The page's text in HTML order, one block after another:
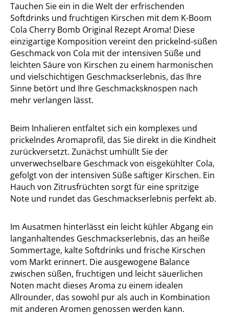
Tauchen Sie ein in die Welt der erfrischenden
Softdrinks und fruchtigen Kirschen mit dem K-Boom
Cola Cherry Bomb Original Rezept Aroma! Diese
einzigartige Komposition vereint den prickelnd-süßen
Geschmack von Cola mit der intensiven Süße und
leichten Säure von Kirschen zu einem harmonischen
und vielschichtigen Geschmackserlebnis, das Ihre
Sinne betört und Ihre Geschmacksknospen nach
mehr verlangen lässt.
Beim Inhalieren entfaltet sich ein komplexes und
prickelndes Aromaprofil, das Sie direkt in die Kindheit
zurückversetzt. Zunächst umhüllt Sie der
unverwechselbare Geschmack von eisgekühlter Cola,
gefolgt von der intensiven Süße saftiger Kirschen. Ein
Hauch von Zitrusfrüchten sorgt für eine spritzige
Note und rundet das Geschmackserlebnis perfekt ab.
Im Ausatmen hinterlässt ein leicht kühler Abgang ein
langanhaltendes Geschmackserlebnis, das an heiße
Sommertage, kalte Softdrinks und frische Kirschen
vom Markt erinnert. Die ausgewogene Balance
zwischen süßen, fruchtigen und leicht säuerlichen
Noten macht dieses Aroma zu einem idealen
Allrounder, das sowohl pur als auch in Kombination
mit anderen Aromen genossen werden kann.